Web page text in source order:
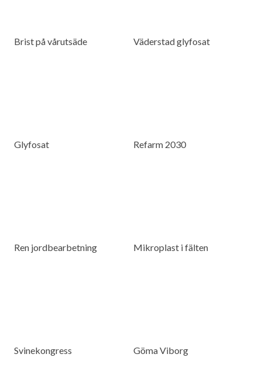
Brist på vårutsäde Väderstad glyfosat
Glyfosat Refarm 2030
Ren jordbearbetning Mikroplast i fälten
Svinekongress Göma Viborg